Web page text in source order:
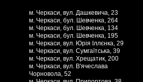
м. Черкаси, вул. Дашкевича, 23
м. Черкаси, бул. Шевченка, 264
м. Черкаси, бул. Шевченка, 134
м. Черкаси, бул. Шевченка, 195
м. Черкаси, вул. Юрія Іллєнка, 29
м. Черкаси, вул. Сумгаїтська, 39
м. Черкаси, вул. Хрещатик, 200
м. Черкаси, вул. В'ячеслава
Чорновола, 52